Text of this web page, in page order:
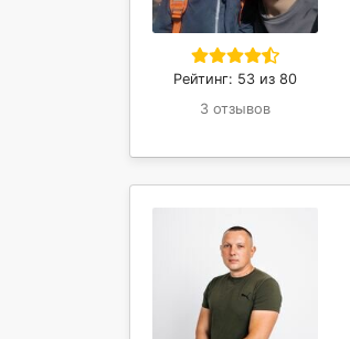
Рейтинг: 53 из 80
3 отзывов